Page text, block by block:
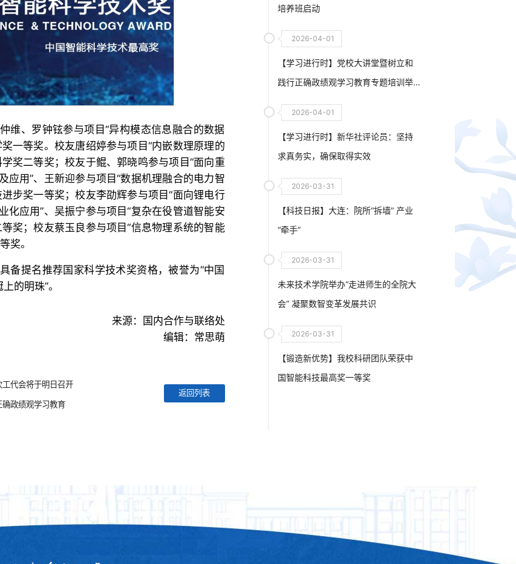
维、罗钟铉参与项目“异构模态信息融合的数据
一等奖。校友唐绍婷参与项目“内嵌数理原理的
奖二等奖；校友于鲲、郭晓鸣参与项目“面向重
应用”、王新迎参与项目“数据机理融合的电力智
步奖一等奖；校友李劭辉参与项目“面向锂电行
化应用”、吴振宁参与项目“复杂在役管道智能安
奖；校友蔡玉良参与项目“信息物理系统的智能
奖。
备提名推荐国家科学技术奖资格，被誉为“中国
的明珠”。
来源：国内合作与联络处
编辑：常思萌
代会将于明日召开
确政绩观学习教育
返回列表
培养班启动
2026-04-01
【学习进行时】党校大讲堂暨树立和
践行正确政绩观学习教育专题培训举
2026-04-01
【学习进行时】新华社评论员：坚持
求真务实，确保取得实效
2026-03-31
【科技日报】大连：院所“拆墙” 产业
“牵手”
2026-03-31
未来技术学院举办“走进师生的全院大
会” 凝聚数智变革发展共识
2026-03-31
【锻造新优势】我校科研团队荣获中
国智能科技最高奖一等奖